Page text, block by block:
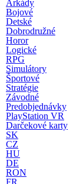
Arkády
Bojové
Detské
Dobrodružné
Horor
Logické
RPG
Simulátory
Športové
Stratégie
Závodné
Predobjednávky
PlayStation VR
Darčekové karty
SK
CZ
HU
DE
RON
FR